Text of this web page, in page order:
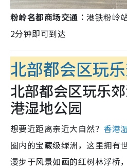
粉岭名都商场交通︰港铁粉岭
2分钟即可到达
北部都会区玩
北部都会区玩乐
港湿地公园
想要近距离亲近大自然？ 香港
圈内的宝藏级绿洲，这里拥有
漫步于风景如画的红树林浮桥